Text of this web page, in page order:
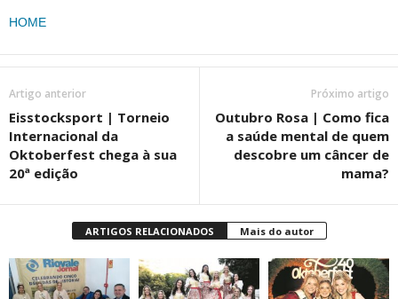
HOME
Artigo anterior
Eisstocksport | Torneio
Internacional da
Oktoberfest chega à sua
20ª edição
Próximo artigo
Outubro Rosa | Como fica
a saúde mental de quem
descobre um câncer de
mama?
ARTIGOS RELACIONADOS Mais do autor